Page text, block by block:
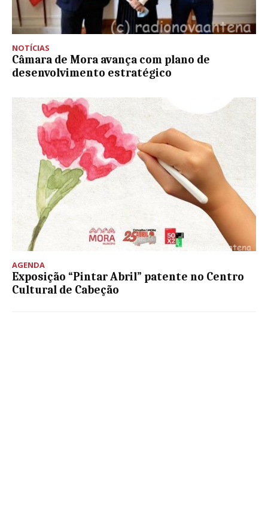
NOTÍCIAS
Câmara de Mora avança com plano de
desenvolvimento estratégico
AGENDA
Exposição “Pintar Abril” patente no Centro
Cultural de Cabeção